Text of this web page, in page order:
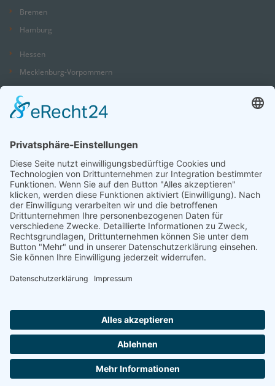
Bremen
Hamburg
Hessen
Mecklenburg-Vorpommern
Nordrhein-Westfalen
Saarland
Sachsen
Sachsen-Anhalt
Schleswig-Holstein
Thüringen
ProAgeMedia GmbH & Co. KG
Informationen für Anbieter Nutzungsbedingungen
Datenschutz